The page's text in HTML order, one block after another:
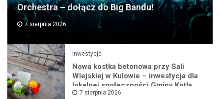
Orchestra – dołącz do Big Bandu!
7 sierpnia 2026
Inwestycje
Nowa kostka betonowa przy Sali
Wiejskiej w Kulowie – inwestycja dla
lokalnej społeczności Gminy Kotla
7 sierpnia 2026